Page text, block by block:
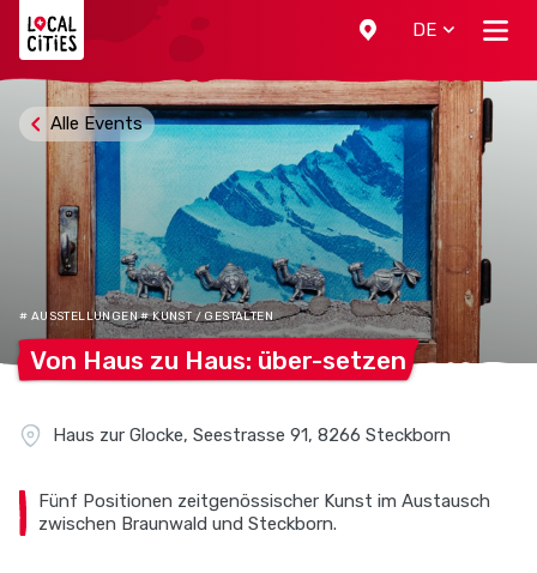
DE
Alle Events
# AUSSTELLUNGEN # KUNST / GESTALTEN
Von Haus zu Haus: über-setzen
Haus zur Glocke, Seestrasse 91, 8266 Steckborn
Fünf Positionen zeitgenössischer Kunst im Austausch
zwischen Braunwald und Steckborn.